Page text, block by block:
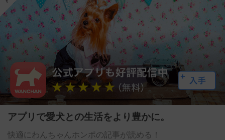
アプリで愛犬との生活をより豊かに。
快適にわんちゃんホンポの記事が読める！